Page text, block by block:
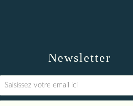
Newsletter